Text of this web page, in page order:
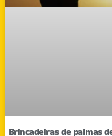
Brincadeiras de palmas